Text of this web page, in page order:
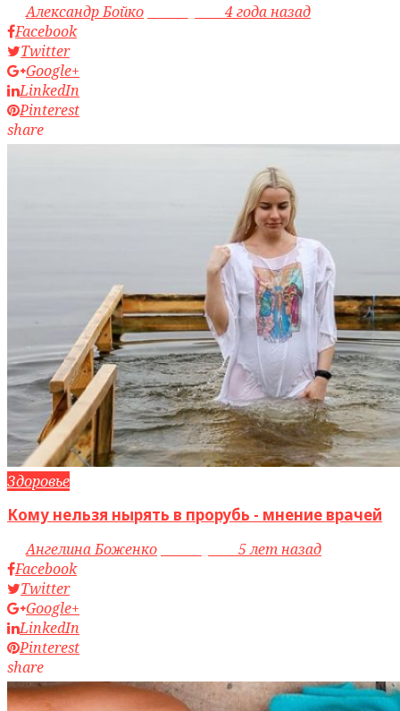
byАлександр Бойко
4 года назад
Facebook
Twitter
Google+
LinkedIn
Pinterest
share
Здоровье
Кому нельзя нырять в прорубь - мнение врачей
byАнгелина Боженко
5 лет назад
Facebook
Twitter
Google+
LinkedIn
Pinterest
share